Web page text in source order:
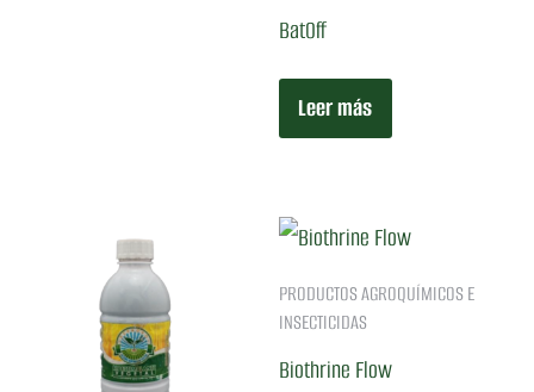
BatOff
Leer más
PRODUCTOS AGROQUÍMICOS E
INSECTICIDAS
Biothrine Flow